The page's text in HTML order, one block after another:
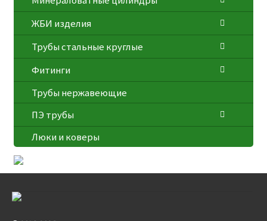
ЖБИ изделия
Трубы стальные круглые
Фитинги
Трубы нержавеющие
ПЭ трубы
Люки и коверы